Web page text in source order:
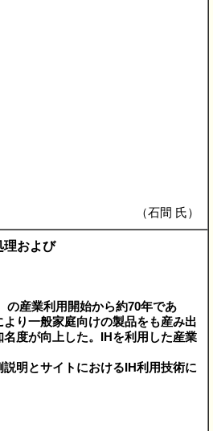
（石間 氏）
理および
産業利用開始から約70年であ
り一般家庭向けの製品をも産み出
度が向上した。IHを利用した産業
明とサイトにおけるIH利用技術に